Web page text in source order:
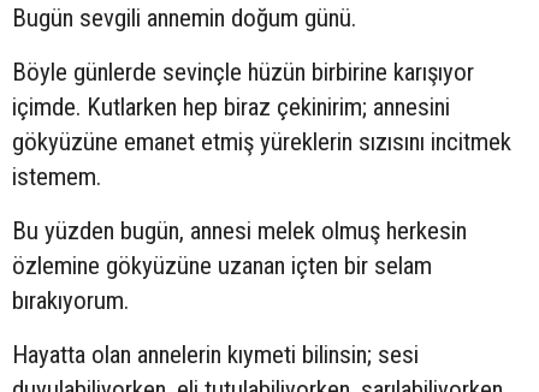
Bugün sevgili annemin doğum günü.
Böyle günlerde sevinçle hüzün birbirine karışıyor
içimde. Kutlarken hep biraz çekinirim; annesini
gökyüzüne emanet etmiş yüreklerin sızısını incitmek
istemem.
Bu yüzden bugün, annesi melek olmuş herkesin
özlemine gökyüzüne uzanan içten bir selam
bırakıyorum.
Hayatta olan annelerin kıymeti bilinsin; sesi